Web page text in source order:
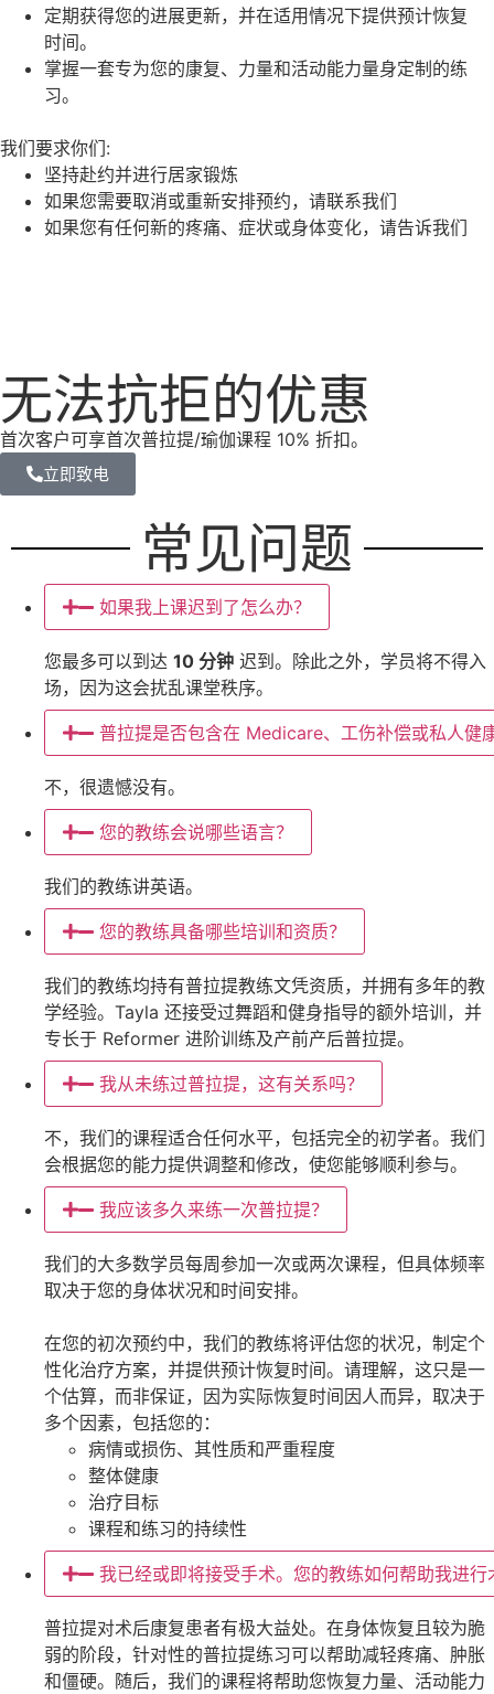
定期获得您的进展更新，并在适用情况下提供预计恢复
时间。
掌握一套专为您的康复、力量和活动能力量身定制的练
习。
我们要求你们:
坚持赴约并进行居家锻炼
如果您需要取消或重新安排预约，请联系我们
如果您有任何新的疼痛、症状或身体变化，请告诉我们
无法抗拒的优惠
首次客户可享首次普拉提/瑜伽课程 10% 折扣。
立即致电
常见问题
如果我上课迟到了怎么办？
您最多可以到达 10 分钟 迟到。除此之外，学员将不得入
场，因为这会扰乱课堂秩序。
普拉提是否包含在 Medicare、工伤补偿或私人健
不，很遗憾没有。
您的教练会说哪些语言？
我们的教练讲英语。
您的教练具备哪些培训和资质？
我们的教练均持有普拉提教练文凭资质，并拥有多年的教
学经验。Tayla 还接受过舞蹈和健身指导的额外培训，并
专长于 Reformer 进阶训练及产前产后普拉提。
我从未练过普拉提，这有关系吗？
不，我们的课程适合任何水平，包括完全的初学者。我们
会根据您的能力提供调整和修改，使您能够顺利参与。
我应该多久来练一次普拉提？
我们的大多数学员每周参加一次或两次课程，但具体频率
取决于您的身体状况和时间安排。
在您的初次预约中，我们的教练将评估您的状况，制定个
性化治疗方案，并提供预计恢复时间。请理解，这只是一
个估算，而非保证，因为实际恢复时间因人而异，取决于
多个因素，包括您的：
病情或损伤、其性质和严重程度
整体健康
治疗目标
课程和练习的持续性
我已经或即将接受手术。您的教练如何帮助我进行
普拉提对术后康复患者有极大益处。在身体恢复且较为脆
弱的阶段，针对性的普拉提练习可以帮助减轻疼痛、肿胀
和僵硬。随后，我们的课程将帮助您恢复力量、活动能力